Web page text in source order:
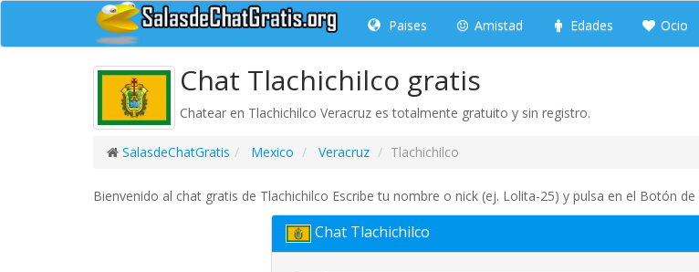
Paises Amistad Edades Ocio
Chat Tlachichilco gratis
Chatear en Tlachichilco Veracruz es totalmente gratuito y sin registro.
SalasdeChatGratis Mexico Veracruz Tlachichilco
Bienvenido al chat gratis de Tlachichilco Escribe tu nombre o nick (ej. Lolita-25) y pulsa en el Botón de
Chat Tlachichilco